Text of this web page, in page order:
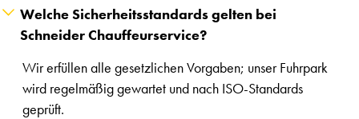
Welche Sicherheitsstandards gelten bei
Schneider Chauffeurservice?
Wir erfüllen alle gesetzlichen Vorgaben; unser Fuhrpark
wird regelmäßig gewartet und nach ISO-Standards
geprüft.